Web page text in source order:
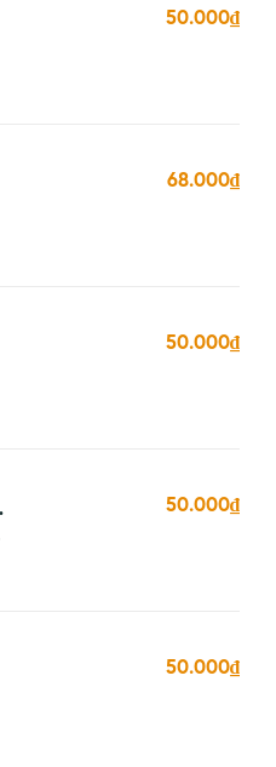
50.000₫
68.000₫
50.000₫
50.000₫
50.000₫